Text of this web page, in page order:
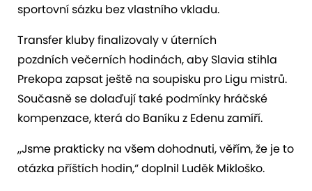
sportovní sázku bez vlastního vkladu.
Transfer kluby finalizovaly v úterních
pozdních večerních hodinách, aby Slavia stihla
Prekopa zapsat ještě na soupisku pro Ligu mistrů.
Současně se dolaďují také podmínky hráčské
kompenzace, která do Baníku z Edenu zamíří.
„Jsme prakticky na všem dohodnuti, věřím, že je to
otázka příštích hodin,“ doplnil Luděk Mikloško.